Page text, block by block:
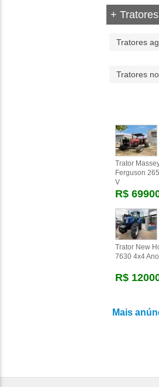
+ Tratores
Tratores
Tratores
Trator
Ferguson
V
R$
Trator New
7630 4x4
R$
Mais